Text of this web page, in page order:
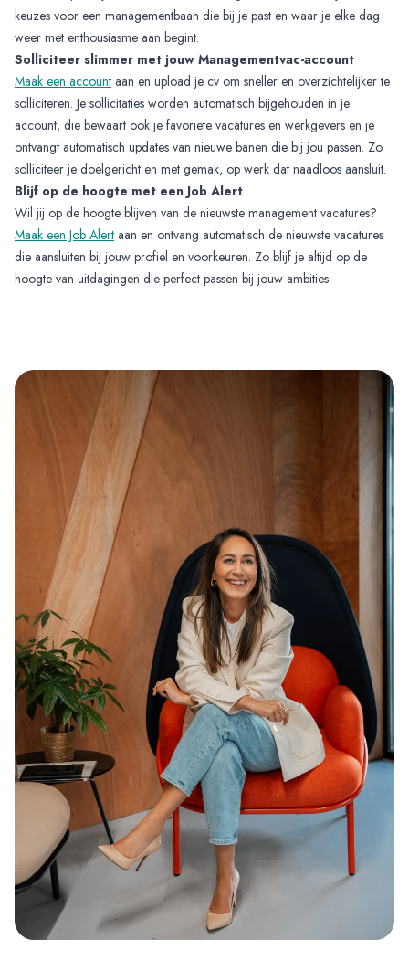
keuzes voor een managementbaan die bij je past en waar je elke dag
weer met enthousiasme aan begint.
Solliciteer slimmer met jouw Managementvac-account
Maak een account aan en upload je cv om sneller en overzichtelijker te
solliciteren. Je sollicitaties worden automatisch bijgehouden in je
account, die bewaart ook je favoriete vacatures en werkgevers en je
ontvangt automatisch updates van nieuwe banen die bij jou passen. Zo
solliciteer je doelgericht en met gemak, op werk dat naadloos aansluit.
Blijf op de hoogte met een Job Alert
Wil jij op de hoogte blijven van de nieuwste management vacatures?
Maak een Job Alert aan en ontvang automatisch de nieuwste vacatures
die aansluiten bij jouw profiel en voorkeuren. Zo blijf je altijd op de
hoogte van uitdagingen die perfect passen bij jouw ambities.